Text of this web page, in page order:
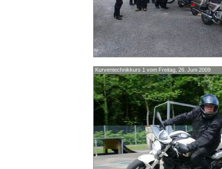
Kurventechnikkurs 1 vom Freitag, 26. Juni 2009